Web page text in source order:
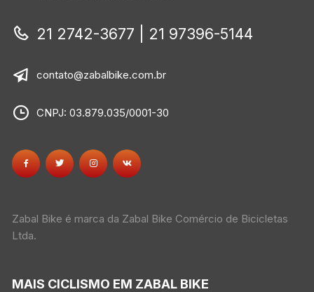
21 2742-3677 | 21 97396-5144
contato@zabalbike.com.br
CNPJ: 03.879.035/0001-30
Zabal Bike é marca da Zabal Bike Comércio de Bicicletas
Ltda.
MAIS CICLISMO EM ZABAL BIKE